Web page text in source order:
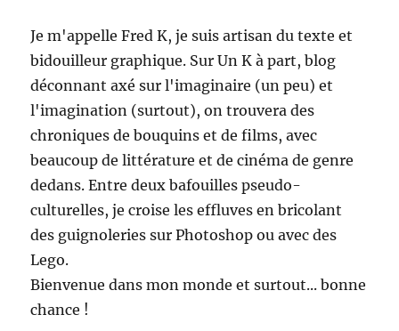
Je m'appelle Fred K, je suis artisan du texte et
bidouilleur graphique. Sur Un K à part, blog
déconnant axé sur l'imaginaire (un peu) et
l'imagination (surtout), on trouvera des
chroniques de bouquins et de films, avec
beaucoup de littérature et de cinéma de genre
dedans. Entre deux bafouilles pseudo-
culturelles, je croise les effluves en bricolant
des guignoleries sur Photoshop ou avec des
Lego.
Bienvenue dans mon monde et surtout... bonne
chance !